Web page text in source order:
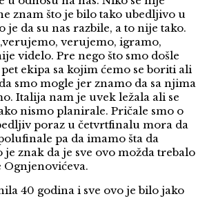
znam što je bilo tako ubedljivo u
je da su nas razbile, a to nije tako.
verujemo, igramo,
videlo. Pre nego što smo došle
ekipa sa kojim ćemo se boriti ali
smo mogle jer znamo da sa njima
Italija nam je uvek ležala ali se
nismo planirale. Pričale smo o
poraz u četvrtfinalu mora da
pa da imamo šta da
znak da je sve ovo možda trebalo
Ognjenovićeva.
40 godina i sve ovo je bilo jako